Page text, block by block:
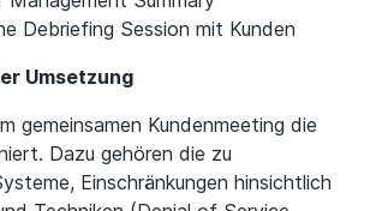
Debriefing Session mit Kunden
Umsetzung
gemeinsamen Kundenmeeting die
Dazu gehören die zu
Einschränkungen hinsichtlich